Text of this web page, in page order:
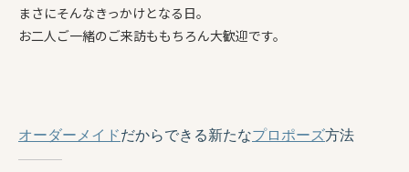
まさにそんなきっかけとなる日。
お二人ご一緒のご来訪ももちろん大歓迎です。
オーダーメイドだからできる新たなプロポーズ方法